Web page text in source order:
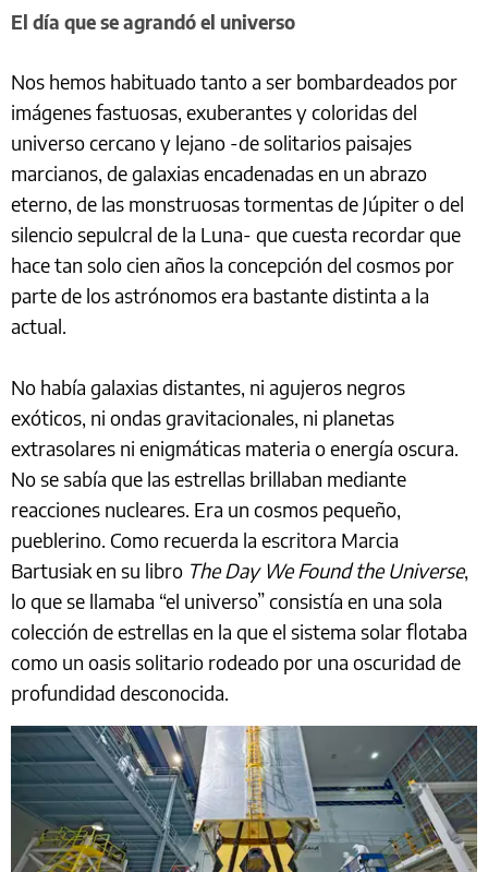
El día que se agrandó el universo
Nos hemos habituado tanto a ser bombardeados por
imágenes fastuosas, exuberantes y coloridas del
universo cercano y lejano -de solitarios paisajes
marcianos, de galaxias encadenadas en un abrazo
eterno, de las monstruosas tormentas de Júpiter o del
silencio sepulcral de la Luna- que cuesta recordar que
hace tan solo cien años la concepción del cosmos por
parte de los astrónomos era bastante distinta a la
actual.
No había galaxias distantes, ni agujeros negros
exóticos, ni ondas gravitacionales, ni planetas
extrasolares ni enigmáticas materia o energía oscura.
No se sabía que las estrellas brillaban mediante
reacciones nucleares. Era un cosmos pequeño,
pueblerino. Como recuerda la escritora Marcia
Bartusiak en su libro The Day We Found the Universe,
lo que se llamaba “el universo” consistía en una sola
colección de estrellas en la que el sistema solar flotaba
como un oasis solitario rodeado por una oscuridad de
profundidad desconocida.